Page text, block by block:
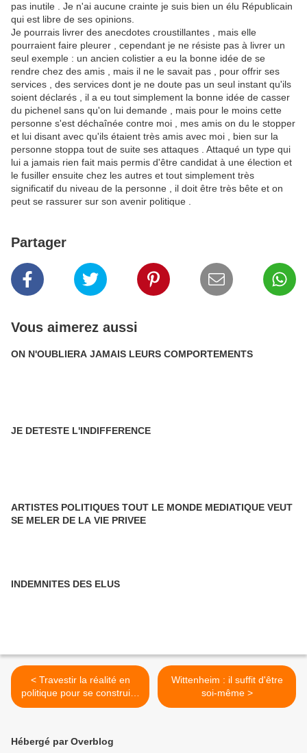
pas inutile . Je n'ai aucune crainte je suis bien un élu Républicain
qui est libre de ses opinions.
Je pourrais livrer des anecdotes croustillantes , mais elle
pourraient faire pleurer , cependant je ne résiste pas à livrer un
seul exemple : un ancien colistier a eu la bonne idée de se
rendre chez des amis , mais il ne le savait pas , pour offrir ses
services , des services dont je ne doute pas un seul instant qu'ils
soient déclarés , il a eu tout simplement la bonne idée de casser
du pichenel sans qu'on lui demande , mais pour le moins cette
personne s'est déchaînée contre moi , mes amis on du le stopper
et lui disant avec qu'ils étaient très amis avec moi , bien sur la
personne stoppa tout de suite ses attaques . Attaqué un type qui
lui a jamais rien fait mais permis d'être candidat à une élection et
le fusiller ensuite chez les autres et tout simplement très
significatif du niveau de la personne , il doit être très bête et on
peut se rassurer sur son avenir politique .
Partager
Vous aimerez aussi
ON N'OUBLIERA JAMAIS LEURS COMPORTEMENTS
JE DETESTE L'INDIFFERENCE
ARTISTES POLITIQUES TOUT LE MONDE MEDIATIQUE VEUT
SE MELER DE LA VIE PRIVEE
INDEMNITES DES ELUS
< Travestir la réalité en
politique pour se construire
un avenir.
Wittenheim : il suffit d'être
soi-même >
Hébergé par Overblog